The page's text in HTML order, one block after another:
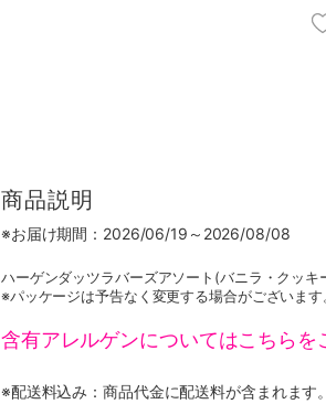
商品説明
※お届け期間：2026/06/19～2026/08/08
ハーゲンダッツラバーズアソート(バニラ・クッ
※パッケージは予告なく変更する場合がございます
含有アレルゲンについてはこちらを
※配送料込み：商品代金に配送料が含まれます。